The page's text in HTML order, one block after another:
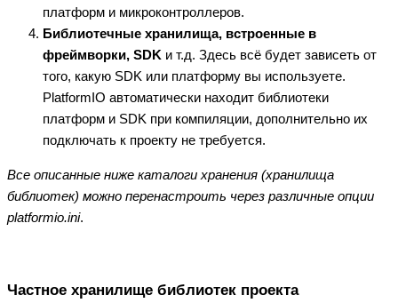
платформ и микроконтроллеров.
Библиотечные хранилища, встроенные в
фреймворки, SDK и т.д. Здесь всё будет зависеть от
того, какую SDK или платформу вы используете.
PlatformIO автоматически находит библиотеки
платформ и SDK при компиляции, дополнительно их
подключать к проекту не требуется.
Все описанные ниже каталоги хранения (хранилища
библиотек) можно перенастроить через различные опции
platformio.ini.
Частное хранилище библиотек проекта